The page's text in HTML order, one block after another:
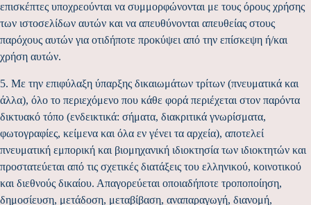
επισκέπτες υποχρεούνται να συμμορφώνονται με τους όρους χρήσης
των ιστοσελίδων αυτών και να απευθύνονται απευθείας στους
παρόχους αυτών για οτιδήποτε προκύψει από την επίσκεψη ή/και
χρήση αυτών.
5. Με την επιφύλαξη ύπαρξης δικαιωμάτων τρίτων (πνευματικά και
άλλα), όλο το περιεχόμενο που κάθε φορά περιέχεται στον παρόντα
δικτυακό τόπο (ενδεικτικά: σήματα, διακριτικά γνωρίσματα,
φωτογραφίες, κείμενα και όλα εν γένει τα αρχεία), αποτελεί
πνευματική εμπορική και βιομηχανική ιδιοκτησία των ιδιοκτητών και
προστατεύεται από τις σχετικές διατάξεις του ελληνικού, κοινοτικού
και διεθνούς δικαίου. Απαγορεύεται οποιαδήποτε τροποποίηση,
δημοσίευση, μετάδοση, μεταβίβαση, αναπαραγωγή, διανομή,